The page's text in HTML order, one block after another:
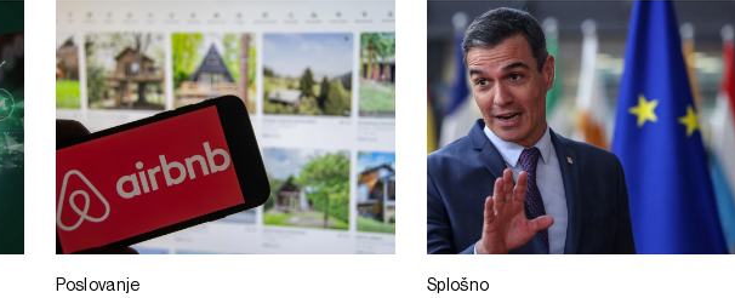
Poslovanje Splošno